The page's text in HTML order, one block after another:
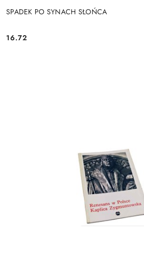
SPADEK PO SYNACH SŁOŃCA
Cena:
16.72